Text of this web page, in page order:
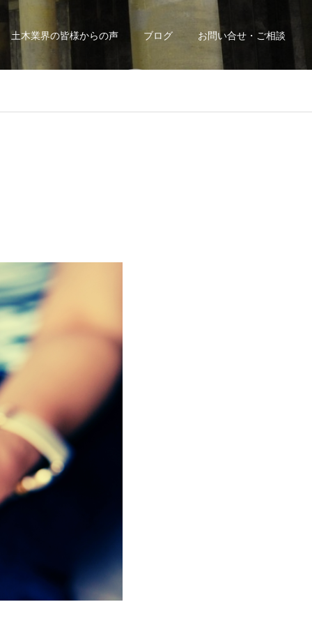
土木業界の皆様からの声 ブログ お問い合せ・ご相談